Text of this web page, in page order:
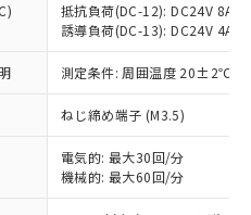
抵抗負荷(DC-12): DC24V 8A/
誘導負荷(DC-13): DC24V 4A/
測定条件: 周囲温度 20±2℃、
ねじ締め端子 (M3.5)
電気的: 最大30回/分
機械的: 最大60回/分
ただき、同意のうえ
当社制御機器事業取扱
況および標準価格
ていただくもので
指令（10物質）の
で、対応品を出す予
指令（10物質）の
査中または確認中の
料など無形物で、有
い商品です。
含有率が中国RoHSの
を示します。